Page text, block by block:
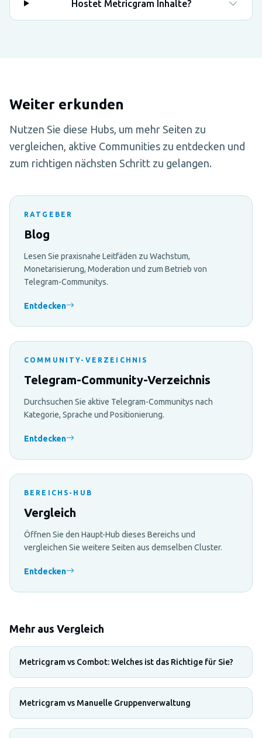
Hostet Metricgram Inhalte?
Weiter erkunden
Nutzen Sie diese Hubs, um mehr Seiten zu
vergleichen, aktive Communities zu entdecken und
zum richtigen nächsten Schritt zu gelangen.
RATGEBER
Blog
Lesen Sie praxisnahe Leitfäden zu Wachstum,
Monetarisierung, Moderation und zum Betrieb von
Telegram-Communitys.
Entdecken
COMMUNITY-VERZEICHNIS
Telegram-Community-Verzeichnis
Durchsuchen Sie aktive Telegram-Communitys nach
Kategorie, Sprache und Positionierung.
Entdecken
BEREICHS-HUB
Vergleich
Öffnen Sie den Haupt-Hub dieses Bereichs und
vergleichen Sie weitere Seiten aus demselben Cluster.
Entdecken
Mehr aus Vergleich
Metricgram vs Combot: Welches ist das Richtige für Sie?
Metricgram vs Manuelle Gruppenverwaltung